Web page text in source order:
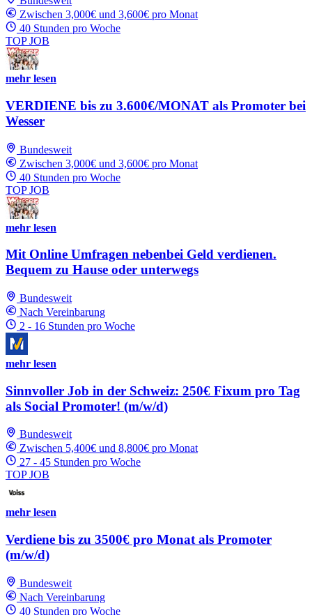
Zwischen 3,000€ und 3,600€ pro Monat
40 Stunden pro Woche
TOP JOB
mehr lesen
VERDIENE bis zu 3.600€/MONAT als Promoter bei
Wesser
Bundesweit
Zwischen 3,000€ und 3,600€ pro Monat
40 Stunden pro Woche
TOP JOB
mehr lesen
Mit Online Umfragen nebenbei Geld verdienen.
Bequem zu Hause oder unterwegs
Bundesweit
Nach Vereinbarung
2 - 16 Stunden pro Woche
mehr lesen
Sinnvoller Job in der Schweiz: 250€ Fixum pro Tag
als Social Promoter! (m/w/d)
Bundesweit
Zwischen 5,400€ und 8,800€ pro Monat
27 - 45 Stunden pro Woche
TOP JOB
mehr lesen
Verdiene bis zu 3500€ pro Monat als Promoter
(m/w/d)
Bundesweit
Nach Vereinbarung
40 Stunden pro Woche